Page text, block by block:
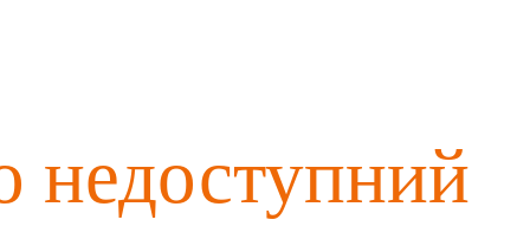
недоступний